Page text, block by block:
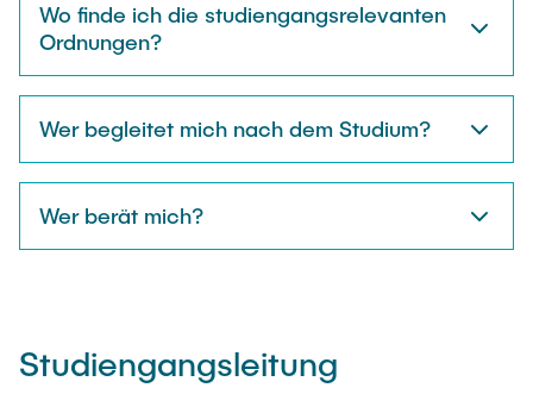
Wo finde ich die studiengangsrelevanten
Ordnungen?
Wer begleitet mich nach dem Studium?
Wer berät mich?
Studiengangsleitung